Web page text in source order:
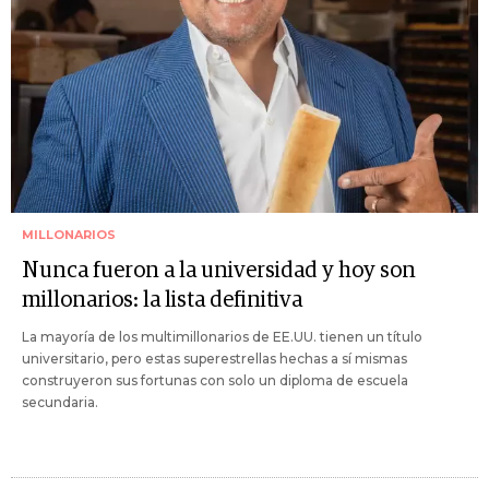
MILLONARIOS
Nunca fueron a la universidad y hoy son
millonarios: la lista definitiva
La mayoría de los multimillonarios de EE.UU. tienen un título
universitario, pero estas superestrellas hechas a sí mismas
construyeron sus fortunas con solo un diploma de escuela
secundaria.